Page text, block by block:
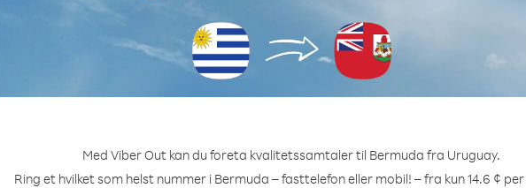
Med Viber Out kan du foreta kvalitetssamtaler til Bermuda fra Uruguay.
Ring et hvilket som helst nummer i Bermuda – fasttelefon eller mobil! – fra kun 14.6 ¢